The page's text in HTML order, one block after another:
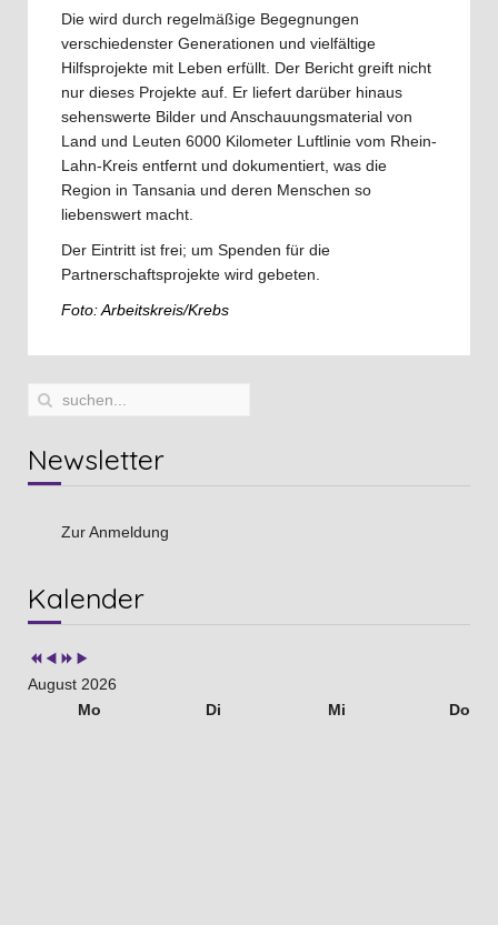
Die wird durch regelmäßige Begegnungen
verschiedenster Generationen und vielfältige
Hilfsprojekte mit Leben erfüllt. Der Bericht greift nicht
nur dieses Projekte auf. Er liefert darüber hinaus
sehenswerte Bilder und Anschauungsmaterial von
Land und Leuten 6000 Kilometer Luftlinie vom Rhein-
Lahn-Kreis entfernt und dokumentiert, was die
Region in Tansania und deren Menschen so
liebenswert macht.
Der Eintritt ist frei; um Spenden für die
Partnerschaftsprojekte wird gebeten.
Foto: Arbeitskreis/Krebs
Newsletter
Zur Anmeldung
Kalender
JahrMonat
JahrMonat
August 2026
Mo
Di Mi Do